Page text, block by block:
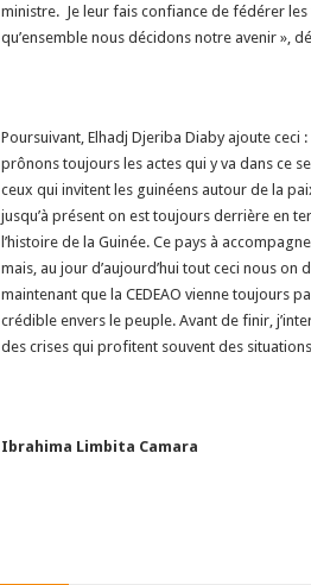
ministre. Je leur fais confiance de fédérer
qu’ensemble nous décidons notre avenir »,
Poursuivant, Elhadj Djeriba Diaby ajoute
prônons toujours les actes qui y va dans ce
ceux qui invitent les guinéens autour de la
jusqu’à présent on est toujours derrière en
l’histoire de la Guinée. Ce pays à
mais, au jour d’aujourd’hui tout ceci nous
maintenant que la CEDEAO vienne toujours
crédible envers le peuple. Avant de finir,
des crises qui profitent souvent des
Ibrahima Limbita Camara